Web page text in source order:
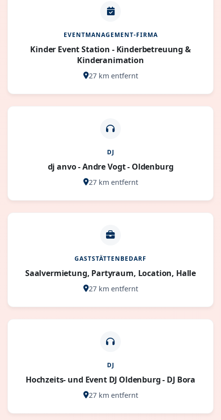
EVENTMANAGEMENT-FIRMA
Kinder Event Station - Kinderbetreuung &
Kinderanimation
27 km entfernt
DJ
dj anvo - Andre Vogt - Oldenburg
27 km entfernt
GASTSTÄTTENBEDARF
Saalvermietung, Partyraum, Location, Halle
27 km entfernt
DJ
Hochzeits- und Event DJ Oldenburg - DJ Bora
27 km entfernt